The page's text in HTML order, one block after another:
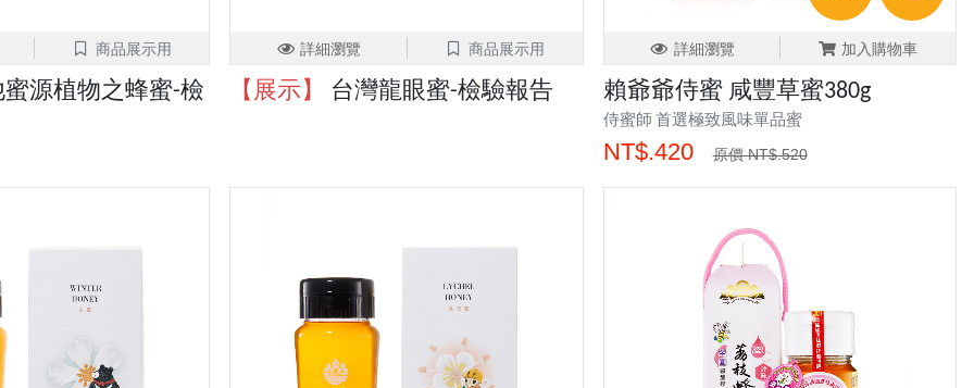
商品展示用
源植物之蜂蜜-檢
詳細瀏覽 商品展示用
【展示】 台灣龍眼蜜-檢驗報告
詳細瀏覽 加入購物車
賴爺爺侍蜜 咸豐草蜜380g
侍蜜師 首選極致風味單品蜜
NT$.420原價 NT$.520